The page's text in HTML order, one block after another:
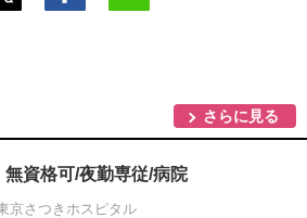
さらに見る
無資格可/夜勤専従/病院
京さつきホスピタル